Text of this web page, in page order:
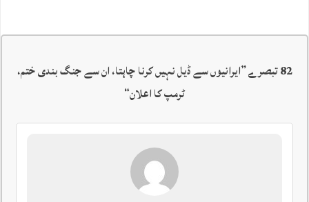
82 تبصرے ”
ایرانیوں سے ڈیل نہیں کرنا چاہتا، ان سے جنگ بندی ختم،
ٹرمپ کا اعلان“